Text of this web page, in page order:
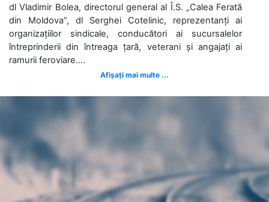
dl Vladimir Bolea, directorul general al Î.S. „Calea Ferată
din Moldova”, dl Serghei Cotelinic, reprezentanți ai
organizațiilor sindicale, conducători ai sucursalelor
întreprinderii din întreaga țară, veterani și angajați ai
ramurii feroviare....
Afișați mai multe ...